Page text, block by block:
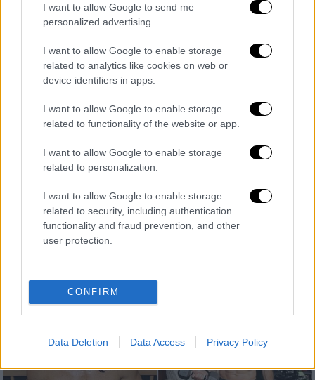
I want to allow Google to send me
personalized advertising.
I want to allow Google to enable storage
related to analytics like cookies on web or
device identifiers in apps.
I want to allow Google to enable storage
related to functionality of the website or app.
I want to allow Google to enable storage
related to personalization.
I want to allow Google to enable storage
related to security, including authentication
functionality and fraud prevention, and other
user protection.
CONFIRM
Data Deletion Data Access Privacy Policy
| 23.05.2024 16:38
Έρευνα: Είναι το υαλουρονικό οξύ η νέα
Λεπτές ρυτίδες, ξηρό και τραχύ δέρμα,
χωρίς ελαστικότητα: εάν διακρίνετε αυτά
τα χαρακτηριστικά στον καθρέφτη, τότε
πιθανότατα το δέρμα σας έχει ήδη υποστεί
τις φθορές της φωτογήρανσης